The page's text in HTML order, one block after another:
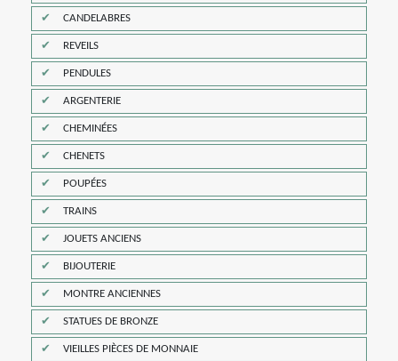
CANDELABRES
REVEILS
PENDULES
ARGENTERIE
CHEMINÉES
CHENETS
POUPÉES
TRAINS
JOUETS ANCIENS
BIJOUTERIE
MONTRE ANCIENNES
STATUES DE BRONZE
VIEILLES PIÈCES DE MONNAIE